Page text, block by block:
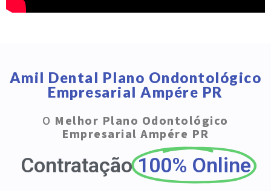
Amil Dental Plano Ondontológico
Empresarial Ampére PR
O Melhor Plano Odontológico
Empresarial Ampére PR
Contratação 100% Online